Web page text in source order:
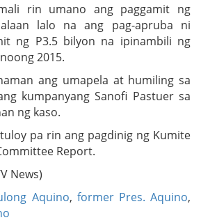
rin umano ang paggamit ng
lalo na ang pag-apruba ni
ng P3.5 bilyon na ipinambili ng
2015.
ang umapela at humiling sa
kumpanyang Sanofi Pastuer sa
ng kaso.
pa rin ang pagdinig ng Kumite
Report.
News)
Aquino, former Pres. Aquino,